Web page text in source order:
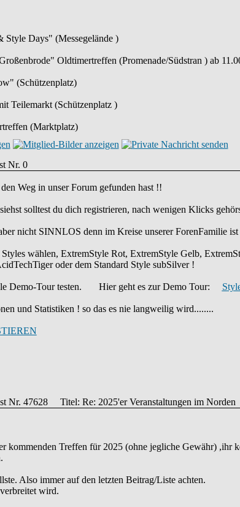
Style Days" (Messegelände )
Oldtimertreffen (Promenade/Südstran ) ab
(Schützenplatz)
Teilemarkt (Schützenplatz )
(Marktplatz)
Nr. 0
Weg in unser Forum gefunden hast !!
solltest du dich registrieren, nach wenigen Klicks
nicht SINNLOS denn im Kreise unserer ForenFamilie ist
wählen, ExtremStyle Rot, ExtremStyle Gelb,
oder dem Standard Style subSilver !
Demo-Tour testen. Hier geht es zur Demo Tour:
und Statistiken ! so das es nie langweilig wird........
Nr. 47628 Titel: Re: 2025'er Veranstaltungen im Norden
kommenden Treffen für 2025 (ohne jegliche Gewähr)
Also immer auf den letzten Beitrag/Liste achten.
wird.